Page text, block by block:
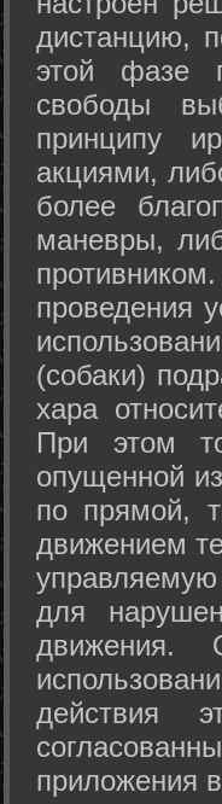
дистанцию,
этой фазе
свободы
принципу
акциями,
более
маневры,
проведения
(собаки)
хара
При этом
опущенной
по прямой,
движением
управляемую
для
движения.
действия
приложения